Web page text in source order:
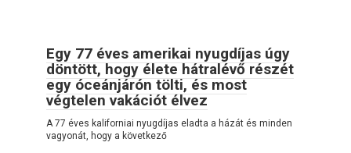
Egy 77 éves amerikai nyugdíjas úgy
döntött, hogy élete hátralévő részét
egy óceánjárón tölti, és most
végtelen vakációt élvez
A 77 éves kaliforniai nyugdíjas eladta a házát és minden
vagyonát, hogy a következő